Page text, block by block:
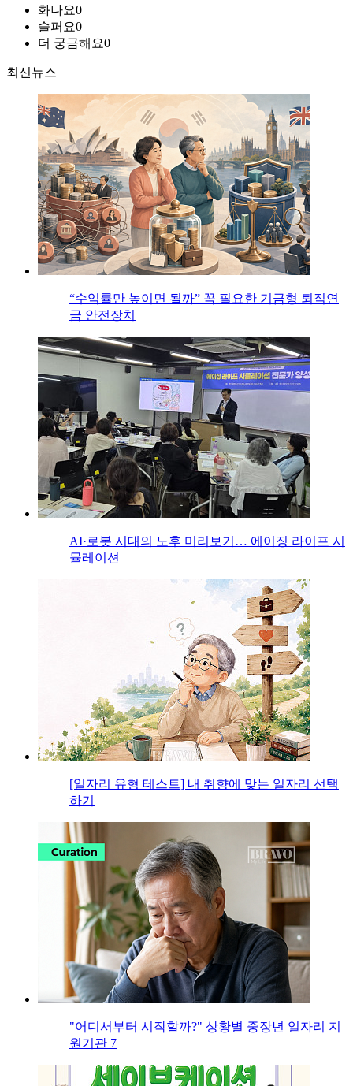
화나요0
슬퍼요0
더 궁금해요0
최신뉴스
“수익률만 높이면 될까” 꼭 필요한 기금형 퇴직연
금 안전장치
AI·로봇 시대의 노후 미리보기… 에이징 라이프 시
뮬레이션
[일자리 유형 테스트] 내 취향에 맞는 일자리 선택
하기
"어디서부터 시작할까?" 상황별 중장년 일자리 지
원기관 7